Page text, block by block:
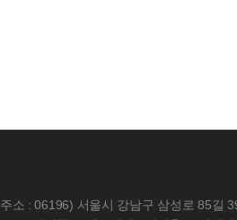
주소 : 06196) 서울시 강남구 삼성로 85길